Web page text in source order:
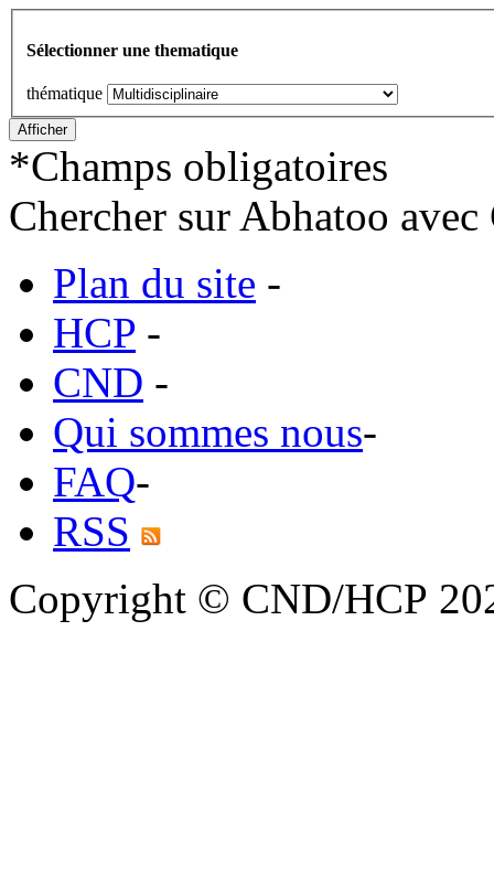
Sélectionner une thematique
thématique
*Champs obligatoires
Chercher sur Abhatoo
Plan du site -
HCP -
CND -
Qui sommes nous-
FAQ-
RSS
Copyright © CND/HCP